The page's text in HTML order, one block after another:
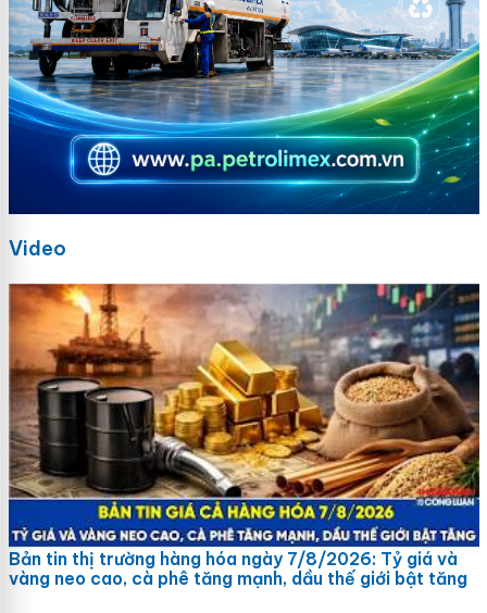
Video
Bản tin thị trường hàng hóa ngày 7/8/2026: Tỷ giá và
vàng neo cao, cà phê tăng mạnh, dầu thế giới bật tăng